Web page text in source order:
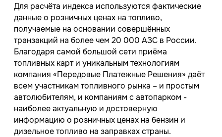
Для расчёта индекса используются фактические
данные о розничных ценах на топливо,
получаемые на основании совершённых
транзакций на более чем 20 000 АЗС в России.
Благодаря самой большой сети приёма
топливных карт и уникальным технологиям
компания «Передовые Платежные Решения» даёт
всем участникам топливного рынка – и простым
автолюбителям, и компаниям с автопарком -
наиболее актуальную и достоверную
информацию о розничных ценах на бензин и
дизельное топливо на заправках страны.